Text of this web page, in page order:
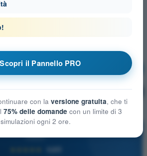
Allenamento!
Spiegazione domanda
il Pannello PRO
con la versione gratuita, che ti
75% delle domande con un limite di 3
simulazioni ogni 2 ore.